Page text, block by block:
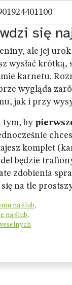
się
ale jej urok
wysłać krótką,
karnetu.
wygląda
jak i przy
tym, by
komplet
będzie
zdobienia
na tle
na ślub,
na ślub,